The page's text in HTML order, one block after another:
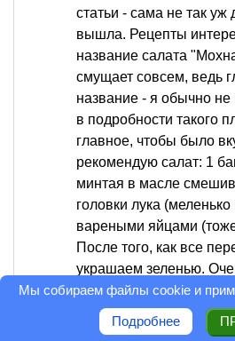
статьи - сама не так уж
вышла. Рецепты
название салата
смущает совсем, ведь
название - я обычно
в подробности такого
главное, чтобы было
рекомендую салат: 1
минтая в масле
головки лука
вареными яйцами
После того, как все
украшаем зеленью.
мужчины очень любят
Что касается щей я
помидорами - гораздо
Мы собираем файлы cookie и
Подробнее